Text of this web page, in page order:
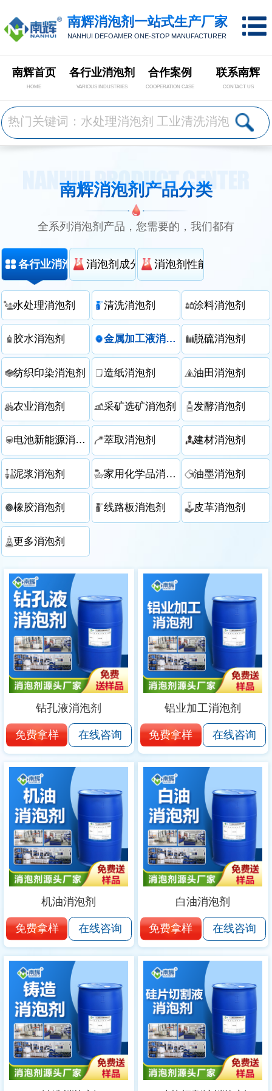
南辉消泡剂一站式生产厂家
NANHUI DEFOAMER ONE-STOP MANUFACTURER
南辉首页
HOME
各行业消泡剂
VARIOUS INDUSTRIES
合作案例
COOPERATION CASE
联系南辉
CONTACT US
南辉消泡剂产品分类
全系列消泡剂产品，您需要的，我们都有
各行业消泡剂分类
水处理消泡剂 清洗消泡剂 涂料消泡剂
胶水消泡剂 金属加工液消泡剂 脱硫消泡剂
纺织印染消泡剂 造纸消泡剂 油田消泡剂
农业消泡剂 采矿选矿消泡剂 发酵消泡剂
电池新能源消泡剂 萃取消泡剂 建材消泡剂
泥浆消泡剂 家用化学品消泡剂 油墨消泡剂
橡胶消泡剂 线路板消泡剂 皮革消泡剂
更多消泡剂
消泡剂成分分类消泡剂性能分类
钻孔液消泡剂
免费拿样 在线咨询
铝业加工消泡剂
免费拿样 在线咨询
机油消泡剂
免费拿样 在线咨询
白油消泡剂
免费拿样 在线咨询